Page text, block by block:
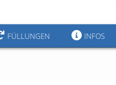
FÜLLUNGEN INFOS